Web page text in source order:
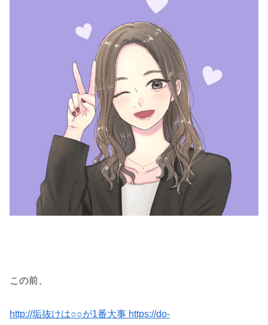
この前、
http://垢抜けは○○が1番大事 https://do-